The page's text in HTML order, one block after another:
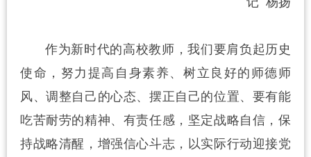
作为新时代的高校教师，我们要肩负起历史
使命，努力提高自身素养、树立良好的师德师
风、调整自己的心态、摆正自己的位置、要有能
吃苦耐劳的精神、有责任感，坚定战略自信，保
持战略清醒，增强信心斗志，以实际行动迎接党